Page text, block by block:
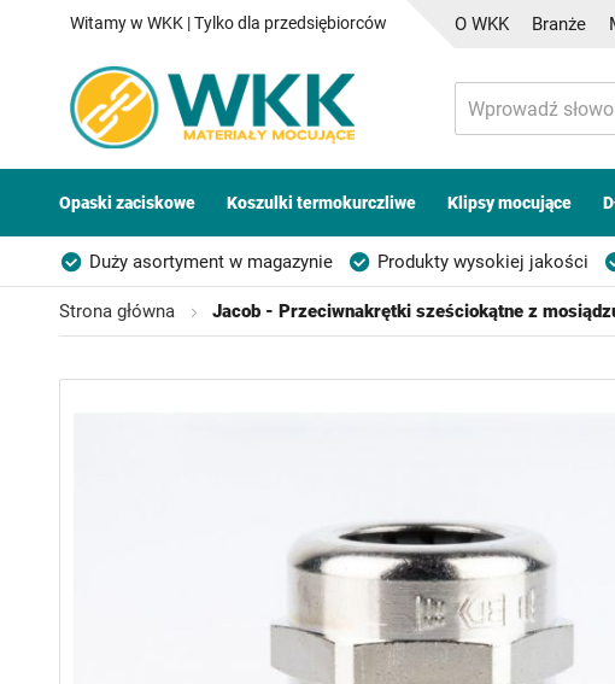
Witamy w WKK | Tylko dla przedsiębiorców O WKK Branże
Opaski zaciskowe Koszulki termokurczliwe Klipsy mocujące
Duży asortyment w magazynie Produkty wysokiej jakości
Możliwość własnego etykietowania
Strona główna Jacob - Przeciwnakrętki sześciokątne z